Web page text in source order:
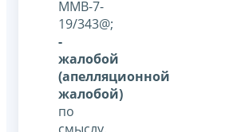
ММВ-7-
19/343@;
-
жалобой
(апелляционной
жалобой)
по
смыслу,